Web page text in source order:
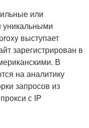
или
уникальными
выступает
зарегистрирован в
В
на аналитику
запросов из
с IP